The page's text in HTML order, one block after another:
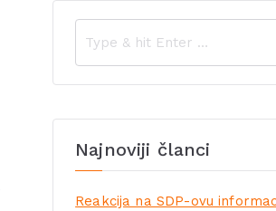
Najnoviji članci
Reakcija na SDP-ovu